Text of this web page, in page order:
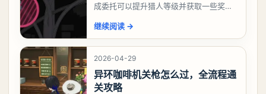
成委托可以提升猎人等级并获取一些奖
么做，今天游戏熊就来告诉大家。异环异
象委托唤孤归任务攻
继续阅读 →
2026-04-29
异环咖啡机关枪怎么过，全流程通
关攻略